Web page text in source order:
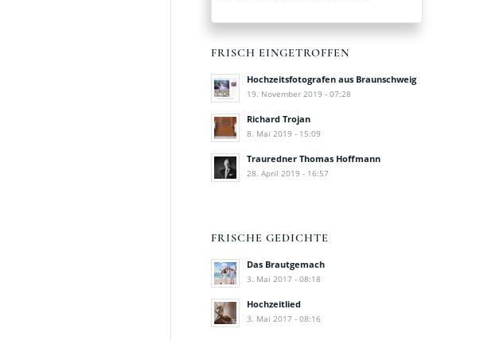
FRISCH EINGETROFFEN
Hochzeitsfotografen aus Braunschweig
19. November 2019 - 07:28
Richard Trojan
8. Mai 2019 - 15:09
Trauredner Thomas Hoffmann
28. April 2019 - 16:57
FRISCHE GEDICHTE
Das Brautgemach
3. Mai 2017 - 08:18
Hochzeitlied
3. Mai 2017 - 08:16